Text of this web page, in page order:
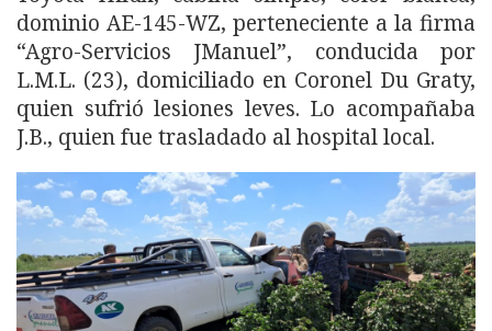
dominio AE-145-WZ, perteneciente a la firma
“Agro-Servicios JManuel”, conducida por
L.M.L. (23), domiciliado en Coronel Du Graty,
quien sufrió lesiones leves. Lo acompañaba
J.B., quien fue trasladado al hospital local.